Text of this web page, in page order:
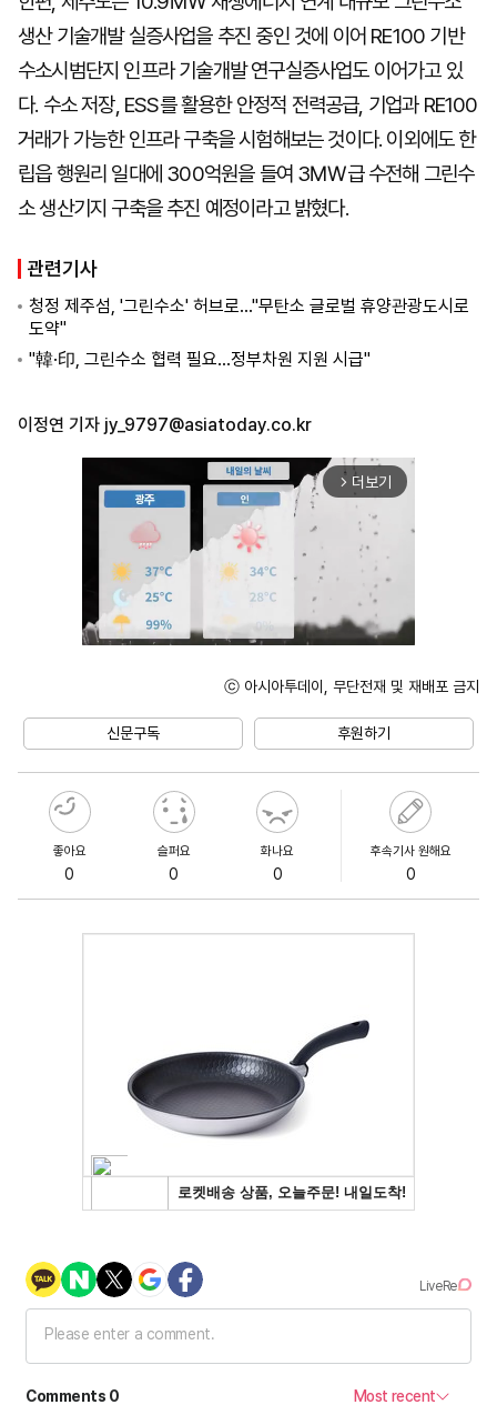
생산 기술개발 실증사업을 추진 중인 것에 이어 RE100 기반
수소시범단지 인프라 기술개발 연구실증사업도 이어가고 있
다. 수소 저장, ESS를 활용한 안정적 전력공급, 기업과 RE100
거래가 가능한 인프라 구축을 시험해보는 것이다. 이외에도 한
립읍 행원리 일대에 300억원을 들여 3㎿급 수전해 그린수
소 생산기지 구축을 추진 예정이라고 밝혔다.
관련기사
청정 제주섬, '그린수소' 허브로…"무탄소 글로벌 휴양관광도시로
도약"
"韓·印, 그린수소 협력 필요…정부차원 지원 시급"
이정연 기자 jy_9797@asiatoday.co.kr
arrow_forward_ios 더보기
ⓒ 아시아투데이, 무단전재 및 재배포 금지
신문구독 후원하기
좋아요
0
슬퍼요
0
화나요
0
후속기사 원해요
0